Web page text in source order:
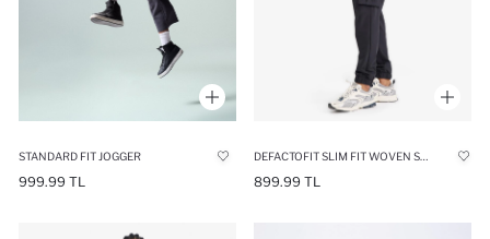
STANDARD FIT JOGGER
999.99 TL
DEFACTOFIT SLIM FIT WOVEN SPORTS JOGGER PANTS
899.99 TL